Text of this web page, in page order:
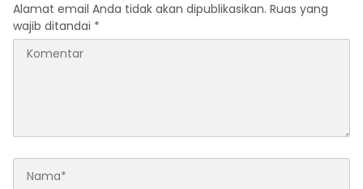
Alamat email Anda tidak akan dipublikasikan. Ruas yang
wajib ditandai *